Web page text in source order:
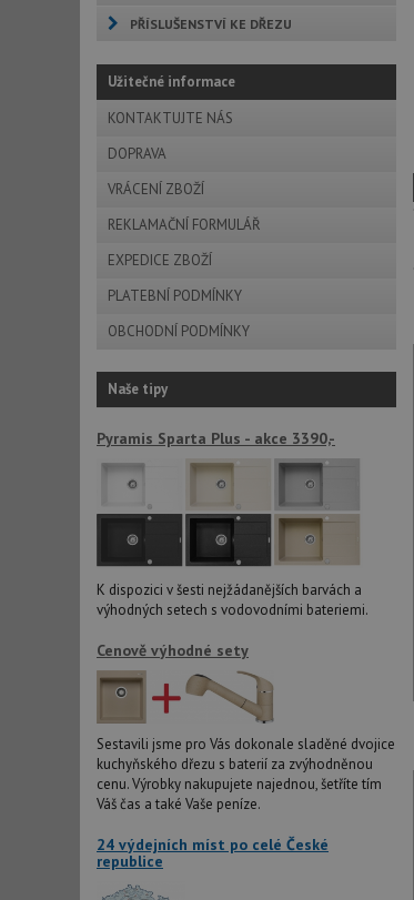
PŘÍSLUŠENSTVÍ KE DŘEZU
Užitečné informace
KONTAKTUJTE NÁS
DOPRAVA
VRÁCENÍ ZBOŽÍ
REKLAMAČNÍ FORMULÁŘ
EXPEDICE ZBOŽÍ
PLATEBNÍ PODMÍNKY
OBCHODNÍ PODMÍNKY
Naše tipy
Pyramis Sparta Plus - akce 3390,-
K dispozici v šesti nejžádanějších barvách a
výhodných setech s vodovodními bateriemi.
Cenově výhodné sety
Sestavili jsme pro Vás dokonale sladěné dvojice
kuchyňského dřezu s baterií za zvýhodněnou
cenu. Výrobky nakupujete najednou, šetříte tím
Váš čas a také Vaše peníze.
24 výdejních míst po celé České
republice